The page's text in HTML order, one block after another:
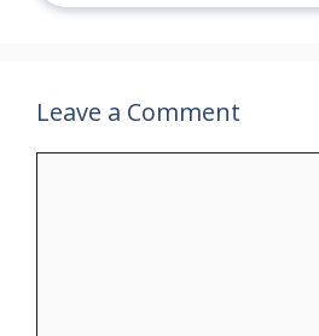
Leave a Comment